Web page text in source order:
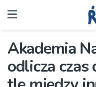
Akademia
odlicza